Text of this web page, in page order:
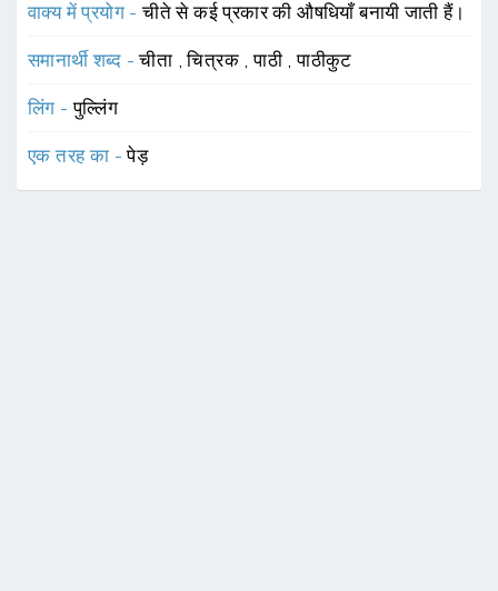
वाक्य में प्रयोग -चीते से कई प्रकार की औषधियाँ बनायी जाती हैं।
समानार्थी शब्द -चीता ,चित्रक ,पाठी ,पाठीकुट
लिंग -पुल्लिंग
एक तरह का -पेड़